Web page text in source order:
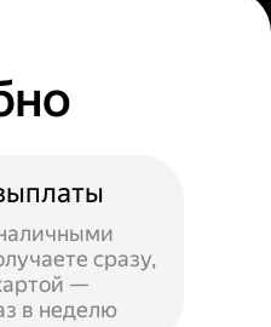
сразу,
—
в неделю